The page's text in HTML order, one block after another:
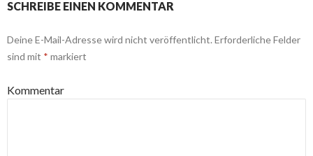
SCHREIBE EINEN KOMMENTAR
Deine E-Mail-Adresse wird nicht veröffentlicht. Erforderliche Felder
sind mit * markiert
Kommentar